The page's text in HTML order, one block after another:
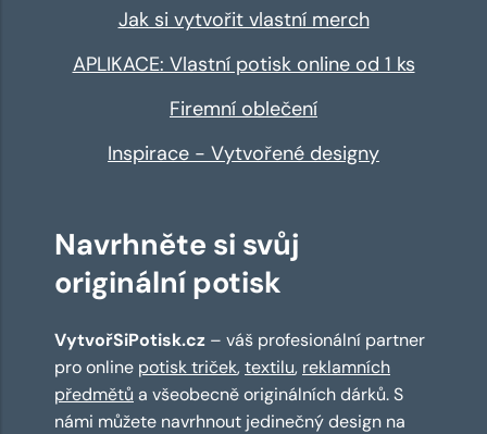
Jak si vytvořit vlastní merch
APLIKACE: Vlastní potisk online od 1 ks
Firemní oblečení
Inspirace - Vytvořené designy
Navrhněte si svůj
originální potisk
VytvořSiPotisk.cz – váš profesionální partner
pro online potisk triček,textilu, reklamních
předmětů a všeobecně originálních dárků. S
námi můžete navrhnout jedinečný design na